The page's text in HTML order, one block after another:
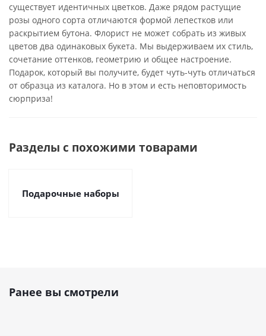
существует идентичных цветков. Даже рядом растущие
розы одного сорта отличаются формой лепестков или
раскрытием бутона. Флорист не может собрать из живых
цветов два одинаковых букета. Мы выдерживаем их стиль,
сочетание оттенков, геометрию и общее настроение.
Подарок, который вы получите, будет чуть-чуть отличаться
от образца из каталога. Но в этом и есть неповторимость
сюрприза!
Разделы с похожими товарами
Подарочные наборы
Ранее вы смотрели